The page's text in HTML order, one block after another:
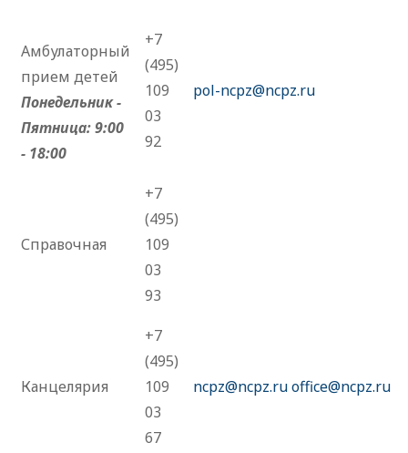
Амбулаторный
прием детей
Понедельник -
Пятница: 9:00
- 18:00
+7
(495)
109
03
92
pol-ncpz@ncpz.ru
Справочная
+7
(495)
109
03
93
Канцелярия
+7
(495)
109
03
67
ncpz@ncpz.ruoffice@ncpz.ru